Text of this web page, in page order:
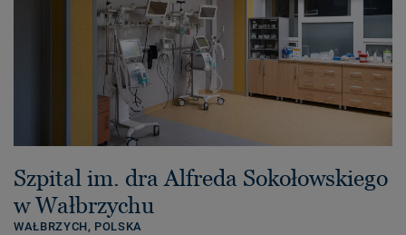
Szpital im. dra Alfreda Sokołowskiego
w Wałbrzychu
WAŁBRZYCH, POLSKA